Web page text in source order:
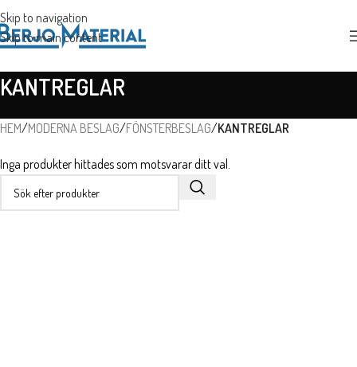
Skip to navigation
Skip to main content
KANTREGLAR
HEM/MODERNA BESLAG/FÖNSTERBESLAG/KANTREGLAR
Inga produkter hittades som motsvarar ditt val.